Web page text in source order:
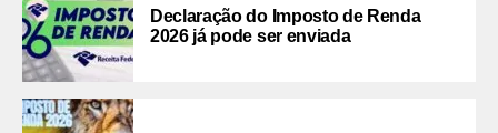
Declaração do Imposto de Renda
2026 já pode ser enviada